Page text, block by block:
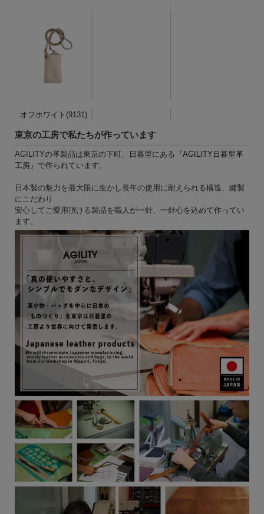
オフホワイト(9131)
東京の工房で私たちが作っています
AGILITYの革製品は東京の下町、日暮里にある『AGILITY日暮里革
工房 』で作られています。
日本製の魅力を最大限に生かし長年の使用に耐えられる構造、縫製
にこだわり
安心してご愛用頂ける製品を職人が一針、一針心を込めて作ってい
ます。